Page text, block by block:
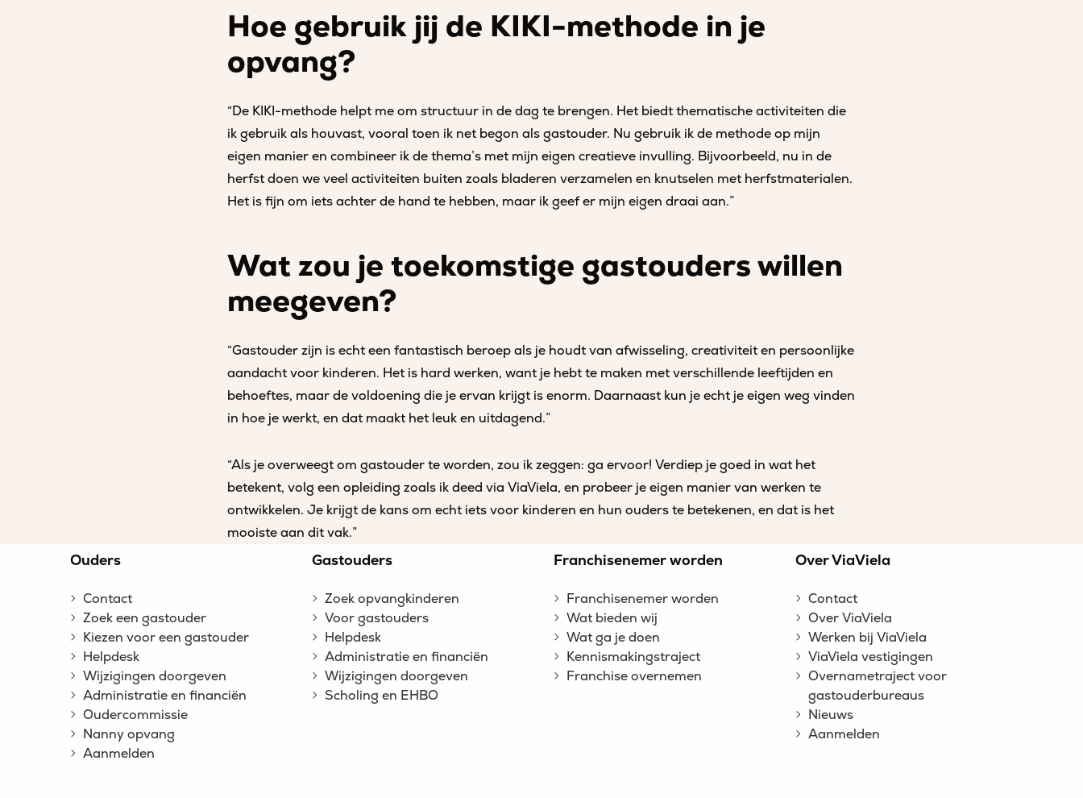
Hoe gebruik jij de KIKI-methode in je
opvang?
“De KIKI-methode helpt me om structuur in de dag te brengen. Het biedt thematische activiteiten die
ik gebruik als houvast, vooral toen ik net begon als gastouder. Nu gebruik ik de methode op mijn
eigen manier en combineer ik de thema’s met mijn eigen creatieve invulling. Bijvoorbeeld, nu in de
herfst doen we veel activiteiten buiten zoals bladeren verzamelen en knutselen met herfstmaterialen.
Het is fijn om iets achter de hand te hebben, maar ik geef er mijn eigen draai aan.”
Wat zou je toekomstige gastouders willen
meegeven?
“Gastouder zijn is echt een fantastisch beroep als je houdt van afwisseling, creativiteit en persoonlijke
aandacht voor kinderen. Het is hard werken, want je hebt te maken met verschillende leeftijden en
behoeftes, maar de voldoening die je ervan krijgt is enorm. Daarnaast kun je echt je eigen weg vinden
in hoe je werkt, en dat maakt het leuk en uitdagend.”
“Als je overweegt om gastouder te worden, zou ik zeggen: ga ervoor! Verdiep je goed in wat het
betekent, volg een opleiding zoals ik deed via ViaViela, en probeer je eigen manier van werken te
ontwikkelen. Je krijgt de kans om echt iets voor kinderen en hun ouders te betekenen, en dat is het
mooiste aan dit vak.”
footer
Ouders
Contact
Zoek een gastouder
Kiezen voor een gastouder
Helpdesk
Wijzigingen doorgeven
Administratie en financiën
Oudercommissie
Nanny opvang
Aanmelden
Gastouders
Zoek opvangkinderen
Voor gastouders
Helpdesk
Administratie en financiën
Wijzigingen doorgeven
Scholing en EHBO
Franchisenemer worden
Franchisenemer worden
Wat bieden wij
Wat ga je doen
Kennismakingstraject
Franchise overnemen
Over ViaViela
Contact
Over ViaViela
Werken bij ViaViela
ViaViela vestigingen
Overnametraject voor
gastouderbureaus
Nieuws
Aanmelden